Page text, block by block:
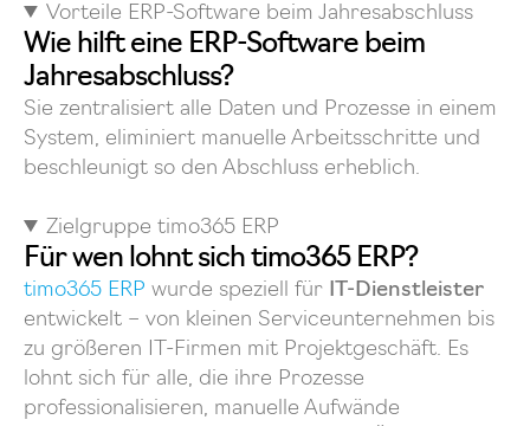
Vorteile ERP-Software beim Jahresabschluss
Wie hilft eine ERP-Software beim
Jahresabschluss?
Sie zentralisiert alle Daten und Prozesse in einem
System, eliminiert manuelle Arbeitsschritte und
beschleunigt so den Abschluss erheblich.
Zielgruppe timo365 ERP
Für wen lohnt sich timo365 ERP?
timo365 ERP wurde speziell für IT-Dienstleister
entwickelt – von kleinen Serviceunternehmen bis
zu größeren IT-Firmen mit Projektgeschäft. Es
lohnt sich für alle, die ihre Prozesse
professionalisieren, manuelle Aufwände